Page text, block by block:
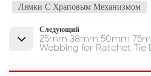
Лямки С Храповым Механизмом
Следующий
25mm 38mm 50mm
Webbing for Ratchet Tie